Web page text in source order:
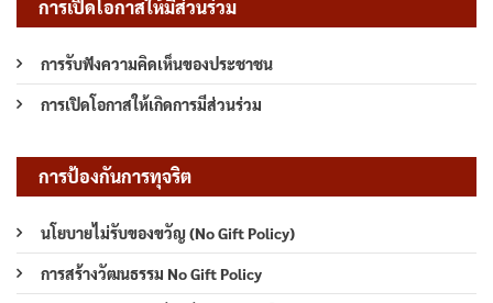
การเปิดโอกาสให้มีส่วนร่วม
การรับฟังความคิดเห็นของประชาชน
การเปิดโอกาสให้เกิดการมีส่วนร่วม
การป้องกันการทุจริต
นโยบายไม่รับของขวัญ (No Gift Policy)
การสร้างวัฒนธรรม No Gift Policy